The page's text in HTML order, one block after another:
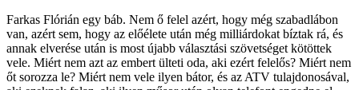
Farkas Flórián egy báb. Nem ő felel azért, hogy még szabadlábon
van, azért sem, hogy az előélete után még milliárdokat bíztak rá, és
annak elverése után is most újabb választási szövetséget kötöttek
vele. Miért nem azt az embert ülteti oda, aki ezért felelős? Miért nem
őt sorozza le? Miért nem vele ilyen bátor, és az ATV tulajdonosával,